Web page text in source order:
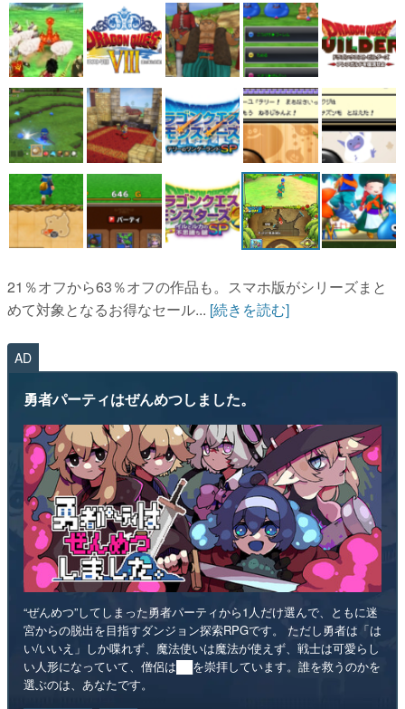
21％オフから63％オフの作品も。スマホ版がシリーズまと
めて対象となるお得なセール... [続きを読む]
AD
勇者パーティはぜんめつしました。
“ぜんめつ”してしまった勇者パーティから1人だけ選んで、ともに迷
宮からの脱出を目指すダンジョン探索RPGです。 ただし勇者は「は
い/いいえ」しか喋れず、魔法使いは魔法が使えず、戦士は可愛らし
い人形になっていて、僧侶は██を崇拝しています。誰を救うのかを
選ぶのは、あなたです。